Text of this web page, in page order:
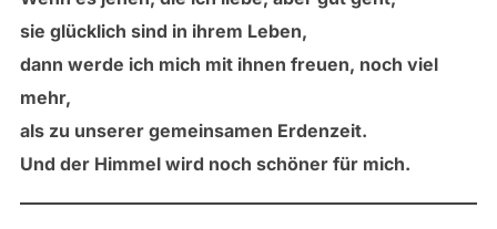
sie glücklich sind in ihrem Leben,
dann werde ich mich mit ihnen freuen, noch viel
mehr,
als zu unserer gemeinsamen Erdenzeit.
Und der Himmel wird noch schöner für mich.